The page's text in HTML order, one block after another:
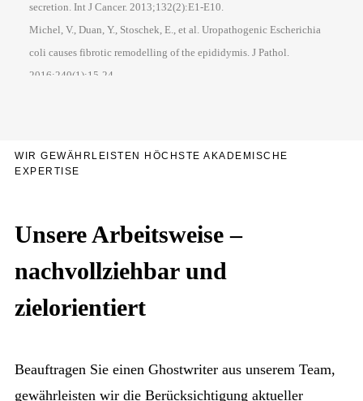
secretion. Int J Cancer. 2013;132(2):E1-E10.
Michel, V., Duan, Y., Stoschek, E., et al. Uropathogenic Escherichia
coli causes fibrotic remodelling of the epididymis. J Pathol.
2016;240(1):15-24.
WIR GEWÄHRLEISTEN HÖCHSTE AKADEMISCHE
EXPERTISE
Unsere Arbeitsweise –
nachvollziehbar und
zielorientiert
Beauftragen Sie einen Ghostwriter aus unserem Team,
gewährleisten wir die Berücksichtigung aktueller